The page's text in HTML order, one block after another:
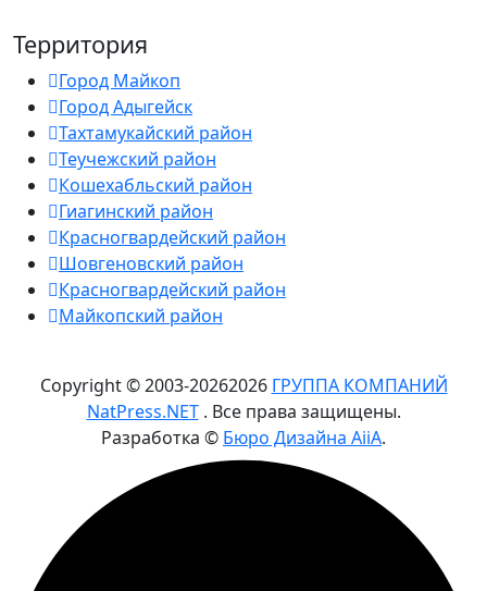
Территория
Город Майкоп
Город Адыгейск
Тахтамукайский район
Теучежский район
Кошехабльский район
Гиагинский район
Красногвардейский район
Шовгеновский район
Красногвардейский район
Майкопский район
Copyright © 2003-20262026 ГРУППА КОМПАНИЙ
NatPress.NET. Все права защищены.
Разработка © Бюро Дизайна AiiA.